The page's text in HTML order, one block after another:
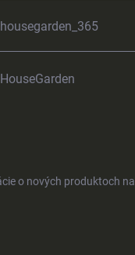
housegarden_365
HouseGarden
o nových produktoch na